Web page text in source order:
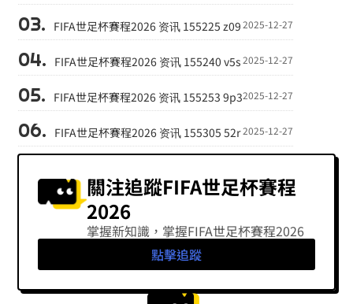
FIFA世足杯賽程2026 资讯 155225 z092025-12-27
FIFA世足杯賽程2026 资讯 155240 v5s2025-12-27
FIFA世足杯賽程2026 资讯 155253 9p32025-12-27
FIFA世足杯賽程2026 资讯 155305 52r2025-12-27
關注追蹤FIFA世足杯賽程
2026
掌握新知識，掌握FIFA世足杯賽程2026
點擊追蹤